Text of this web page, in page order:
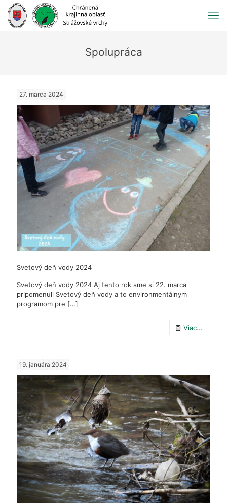
Prejsť
obsah
Spolupráca
27. marca 2024
Svetový deň vody 2024
Svetový deň vody 2024 Aj tento rok sme si 22. marca
pripomenuli Svetový deň vody a to environmentálnym
programom pre […]
Viac...
2024
19. januára 2024